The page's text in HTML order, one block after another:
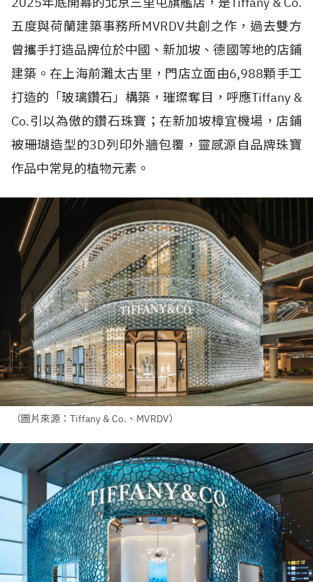
五度與荷蘭建築事務所MVRDV共創之作，過去雙方
曾攜手打造品牌位於中國、新加坡、德國等地的店鋪
建築。在上海前灘太古里，門店立面由6,988顆手工
打造的「玻璃鑽石」構築，璀璨奪目，呼應Tiffany &
Co.引以為傲的鑽石珠寶；在新加坡樟宜機場，店鋪
被珊瑚造型的3D列印外牆包覆，靈感源自品牌珠寶
作品中常見的植物元素。
（圖片來源：Tiffany & Co.、MVRDV）